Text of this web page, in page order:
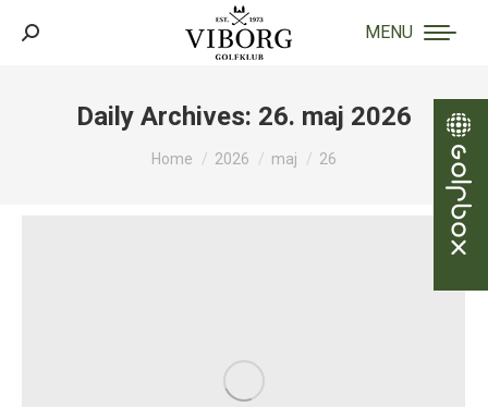
MENU
Search:
Daily Archives: 26. maj 2026
You are here:
Home 2026 maj 26